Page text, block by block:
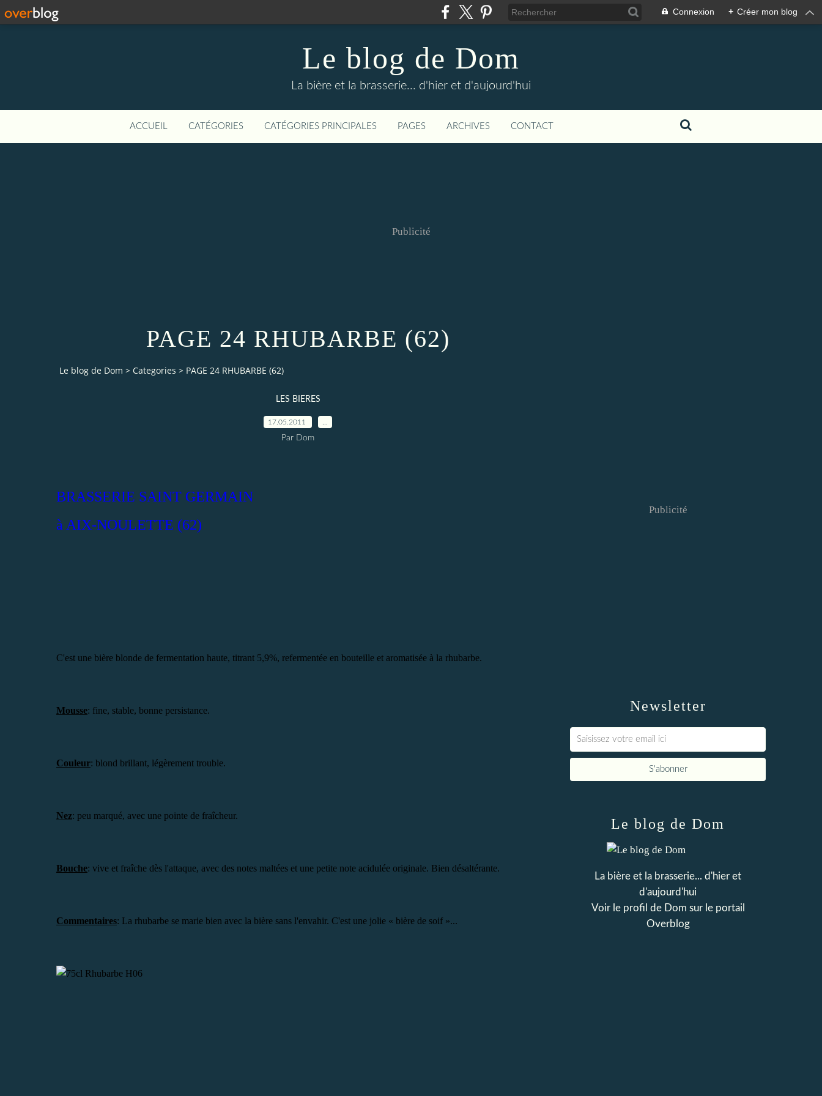
Connexion + Créer mon blog
Le blog de Dom
La bière et la brasserie... d'hier et d'aujourd'hui
ACCUEIL CATÉGORIES CATÉGORIES PRINCIPALES PAGES ARCHIVES CONTACT
Publicité
PAGE 24 RHUBARBE (62)
Le blog de Dom > Categories > PAGE 24 RHUBARBE (62)
LES BIERES
17.05.2011
Par Dom
BRASSERIE SAINT GERMAIN
à AIX-NOULETTE (62)
C'est une bière blonde de fermentation haute, titrant 5,9%, refermentée en bouteille et aromatisée à la rhubarbe.
Mousse: fine, stable, bonne persistance.
Couleur: blond brillant, légèrement trouble.
Nez: peu marqué, avec une pointe de fraîcheur.
Bouche: vive et fraîche dès l'attaque, avec des notes maltées et une petite note acidulée originale. Bien désaltérante.
Commentaires: La rhubarbe se marie bien avec la bière sans l'envahir. C'est une jolie « bière de soif »...
Newsletter
Publicité
Le blog de Dom
La bière et la brasserie... d'hier et
d'aujourd'hui
Voir le profil de Dom sur le portail
Overblog